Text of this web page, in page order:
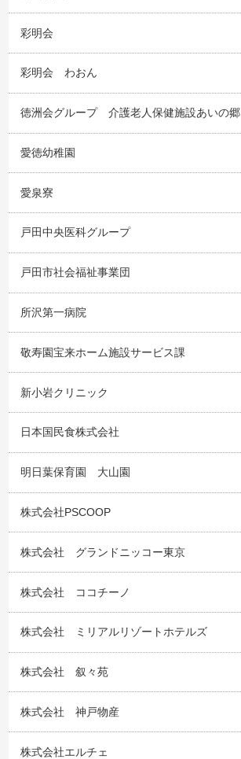
彩明会
彩明会 わおん
徳洲会グループ 介護老人保健施設あいの郷
愛徳幼稚園
愛泉寮
戸田中央医科グループ
戸田市社会福祉事業団
所沢第一病院
敬寿園宝来ホーム施設サービス課
新小岩クリニック
日本国民食株式会社
明日葉保育園 大山園
株式会社PSCOOP
株式会社 グランドニッコー東京
株式会社 ココチーノ
株式会社 ミリアルリゾートホテルズ
株式会社 叙々苑
株式会社 神戸物産
株式会社エルチェ